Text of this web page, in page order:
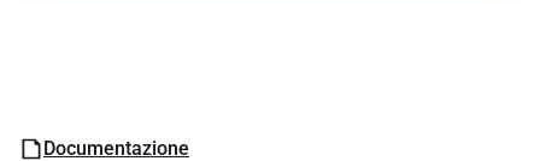
Documentazione